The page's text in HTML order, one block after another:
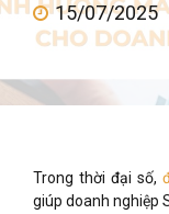
15/07/2025
Trong thời đại số,
giúp doanh nghiệp